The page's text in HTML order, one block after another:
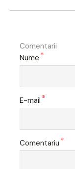
Comentarii
Nume *
E-mail *
Comentariu *